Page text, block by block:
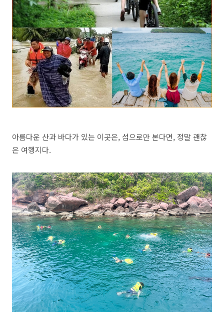
아름다운 산과 바다가 있는 이곳은, 섬으로만 본다면, 정말 괜찮
은 여행지다.